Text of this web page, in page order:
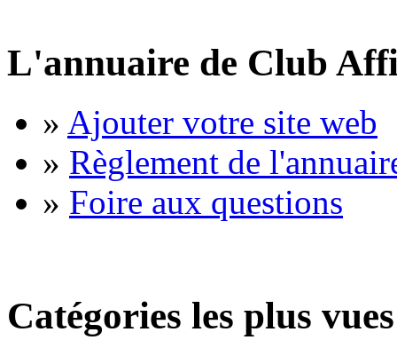
L'annuaire de Club
» Ajouter votre site web
» Règlement de
» Foire aux questions
Catégories les plus vues